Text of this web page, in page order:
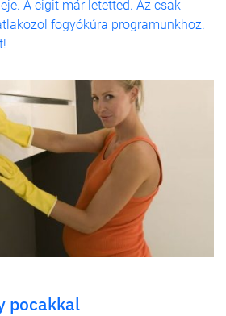
A cigit már letetted. Az csak
fogyókúra programunkhoz.
pocakkal